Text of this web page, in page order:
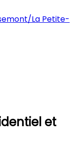
La Petite-
et